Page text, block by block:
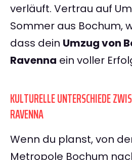
verläuft. Vertrau auf
Sommer aus Bochum,
dass dein Umzug von
Ravenna ein voller
KULTURELLE UNTERSCHIEDE
RAVENNA
Wenn du planst, von
Metropole Bochum